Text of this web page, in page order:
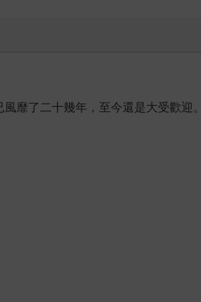
靡了二十幾年，至今還是大受歡迎。